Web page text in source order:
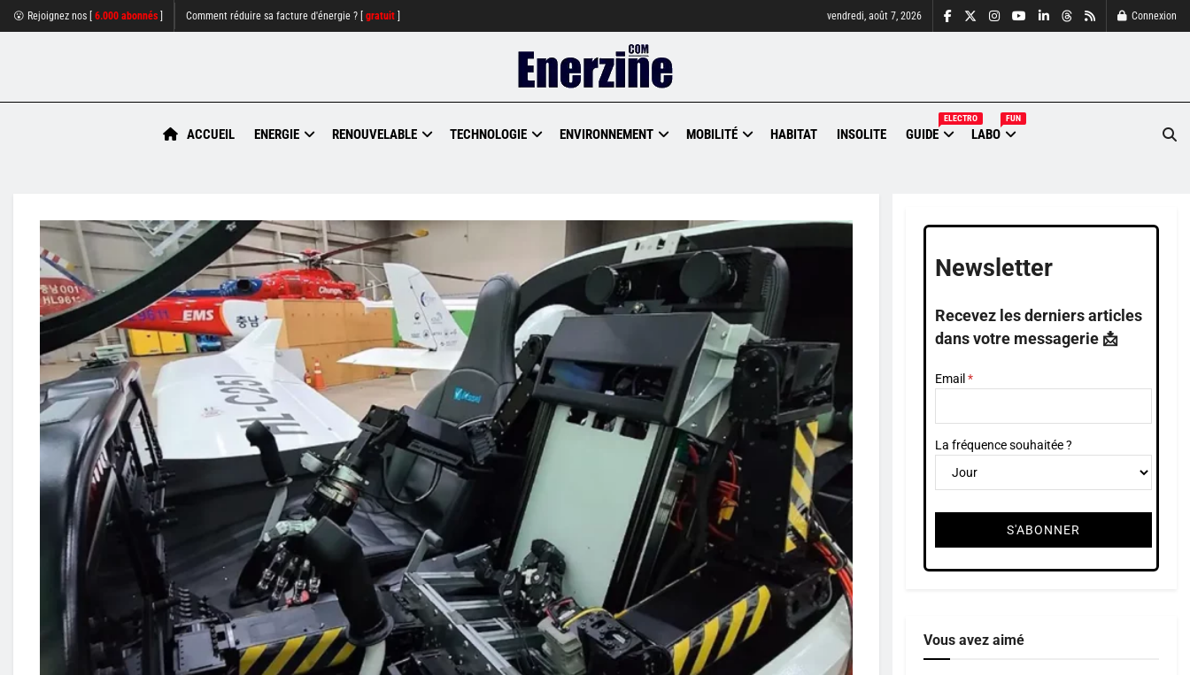
😮 Rejoignez nos [ 6.000 abonnés Comment réduire sa facture d'énergie ? [ gratuit vendredi, août 7, 2026 Connexion
ACCUEIL ENERGIE RENOUVELABLE TECHNOLOGIE ENVIRONNEMENT MOBILITÉ HABITAT INSOLITE GUIDE
ELECTRO
LABO
FUN
Newsletter
Recevez les derniers articles
dans votre messagerie 📩
Email
La fréquence souhaitée ?
Vous avez aimé